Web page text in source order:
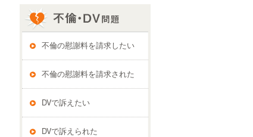
不倫の慰謝料を請求したい
不倫の慰謝料を請求された
DVで訴えたい
DVで訴えられた